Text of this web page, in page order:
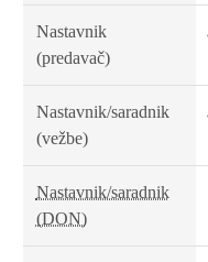
Nastavnik
(predavač)
Nastavnik/saradnik
(vežbe)
Nastavnik/saradnik
(DON)